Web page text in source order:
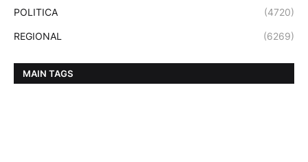
POLITICA (4720)
REGIONAL (6269)
MAIN TAGS